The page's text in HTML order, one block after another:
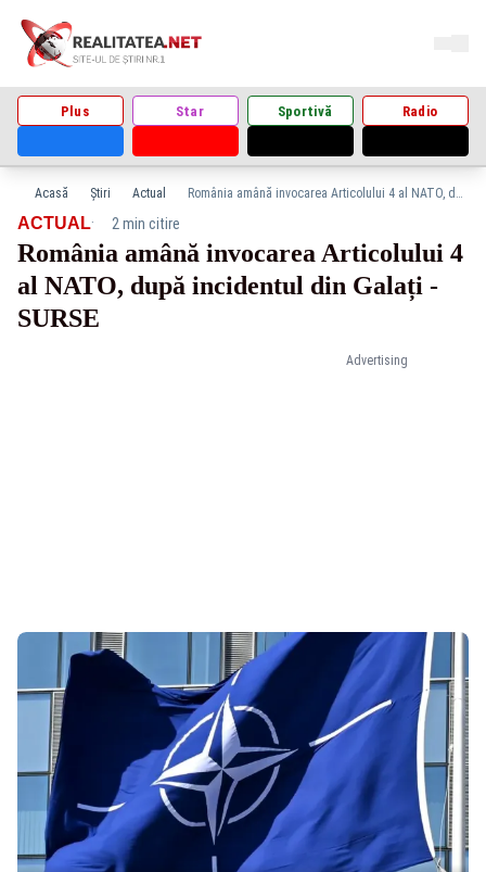
Plus Star Sportivă Radio
Acasă Știri Actual România amână invocarea Articolului 4 al NATO, după incidentul din Galați -SURSE
Advertising
ACTUAL· 2 min citire
România amână invocarea Articolului 4
al NATO, după incidentul din Galați -
SURSE